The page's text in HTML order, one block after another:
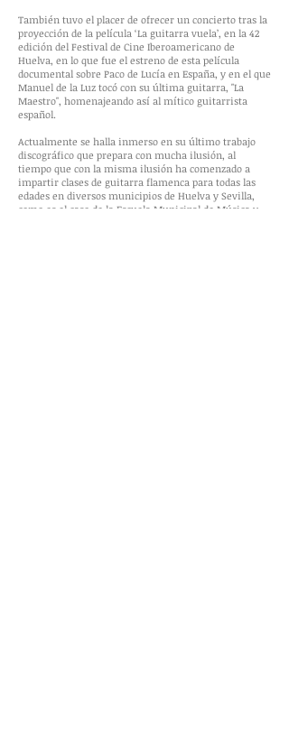
También tuvo el placer de ofrecer un concierto tras la
proyección de la película ‘La guitarra vuela’, en la 42
edición del Festival de Cine Iberoamericano de
Huelva, en lo que fue el estreno de esta película
documental sobre Paco de Lucía en España, y en el que
Manuel de la Luz tocó con su última guitarra, "La
Maestro", homenajeando así al mítico guitarrista
español.
Actualmente se halla inmerso en su último trabajo
discográfico que prepara con mucha ilusión, al
tiempo que con la misma ilusión ha comenzado a
impartir clases de guitarra flamenca para todas las
edades en diversos municipios de Huelva y Sevilla,
como es el caso de la Escuela Municipal de Música y